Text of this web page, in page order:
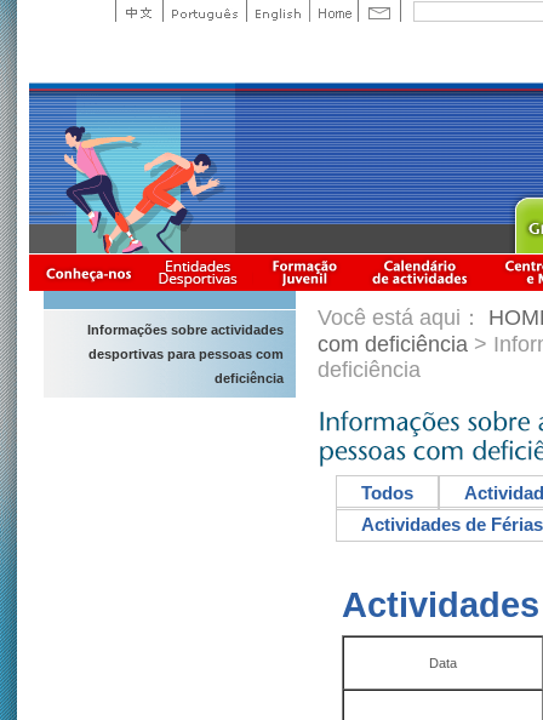
Informações sobre actividades
desportivas para pessoas com
deficiência
Você está aqui：
com deficiência >
deficiência
Todos
Actividades de Férias
Data